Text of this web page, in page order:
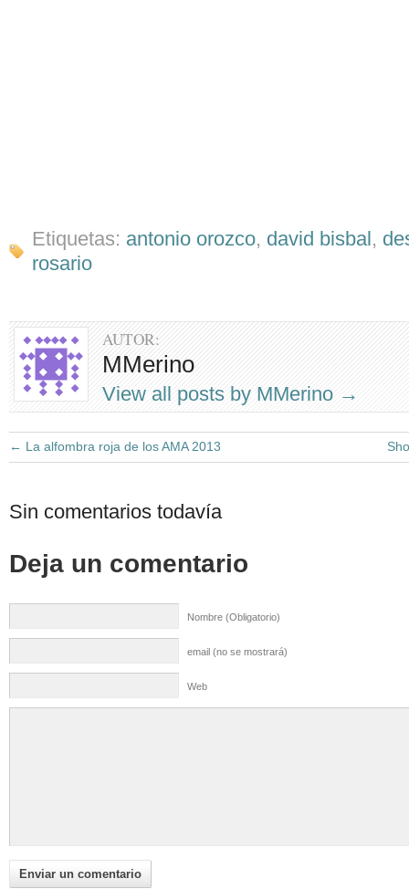
Etiquetas: antonio orozco, david bisbal,
rosario
AUTOR:
MMerino
View all posts by MMerino →
← La alfombra roja de los AMA 2013
Sin comentarios todavía
Deja un comentario
Nombre (Obligatorio)
email (no se mostrará)
Web